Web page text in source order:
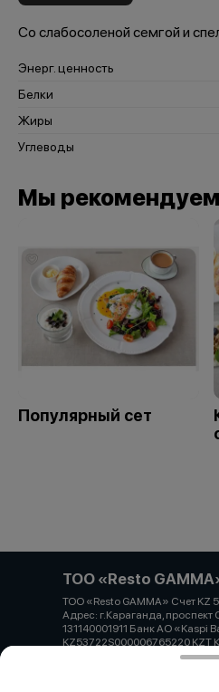
Со слабосоленой семгой и
Энерг. ценность
Белки
Жиры
Углеводы
Мы рекомендуем
Популярный сет
ТОО «Resto
ТОО «Resto GAMMA» Счет KZ
Адрес: г.Караганда,
131140001911 Банк АО «Kaspi
KZ53722S000006765220 KZT
Работает на эффективном